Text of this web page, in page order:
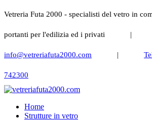
Vetreria Futa 2000 - specialisti del vetro in
portanti per l'edilizia ed i privati |
info@vetreriafuta2000.com |
742300
Home
Strutture in vetro